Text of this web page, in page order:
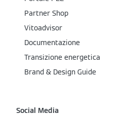
Partner Shop
Vitoadvisor
Documentazione
Transizione energetica
Brand & Design Guide
Social Media